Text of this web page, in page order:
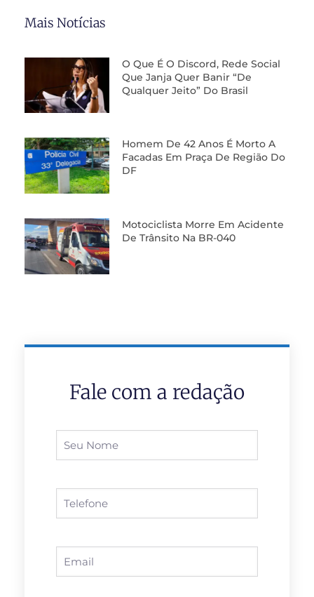
Mais Notícias
O Que É O Discord, Rede Social
Que Janja Quer Banir “de
Qualquer Jeito” Do Brasil
Homem De 42 Anos É Morto A
Facadas Em Praça De Região Do
DF
Motociclista Morre Em Acidente
De Trânsito Na BR-040
Fale com a redação